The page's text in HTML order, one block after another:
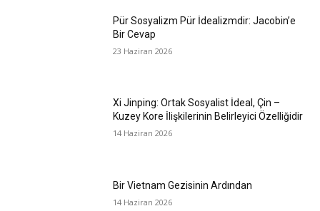
Pür Sosyalizm Pür İdealizmdir: Jacobin’e
Bir Cevap
23 Haziran 2026
Xi Jinping: Ortak Sosyalist İdeal, Çin –
Kuzey Kore İlişkilerinin Belirleyici Özelliğidir
14 Haziran 2026
Bir Vietnam Gezisinin Ardından
14 Haziran 2026